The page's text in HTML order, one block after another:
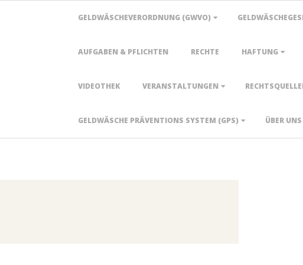
GELDWÄSCHEVERORDNUNG (GWVO)
AUFGABEN & PFLICHTEN RECHTE HAFTUNG
VIDEOTHEK VERANSTALTUNGEN
GELDWÄSCHE PRÄVENTIONS SYSTEM (GPS) ÜBER UNS